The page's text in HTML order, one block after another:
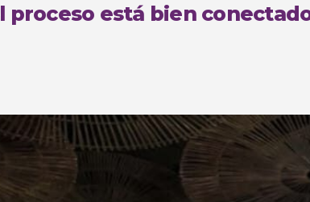
proceso está bien